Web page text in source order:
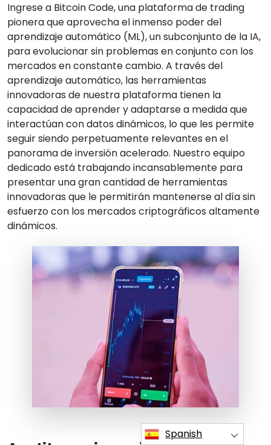
Ingrese a Bitcoin Code, una plataforma de trading
pionera que aprovecha el inmenso poder del
aprendizaje automático (ML), un subconjunto de la IA,
para evolucionar sin problemas en conjunto con los
mercados en constante cambio. A través del
aprendizaje automático, las herramientas
innovadoras de nuestra plataforma tienen la
capacidad de aprender y adaptarse a medida que
interactúan con datos dinámicos, lo que les permite
seguir siendo perpetuamente relevantes en el
panorama de inversión acelerado. Nuestro equipo
dedicado está trabajando incansablemente para
presentar una gran cantidad de herramientas
innovadoras que le permitirán mantenerse al día sin
esfuerzo con los mercados criptográficos altamente
dinámicos.
Spanish